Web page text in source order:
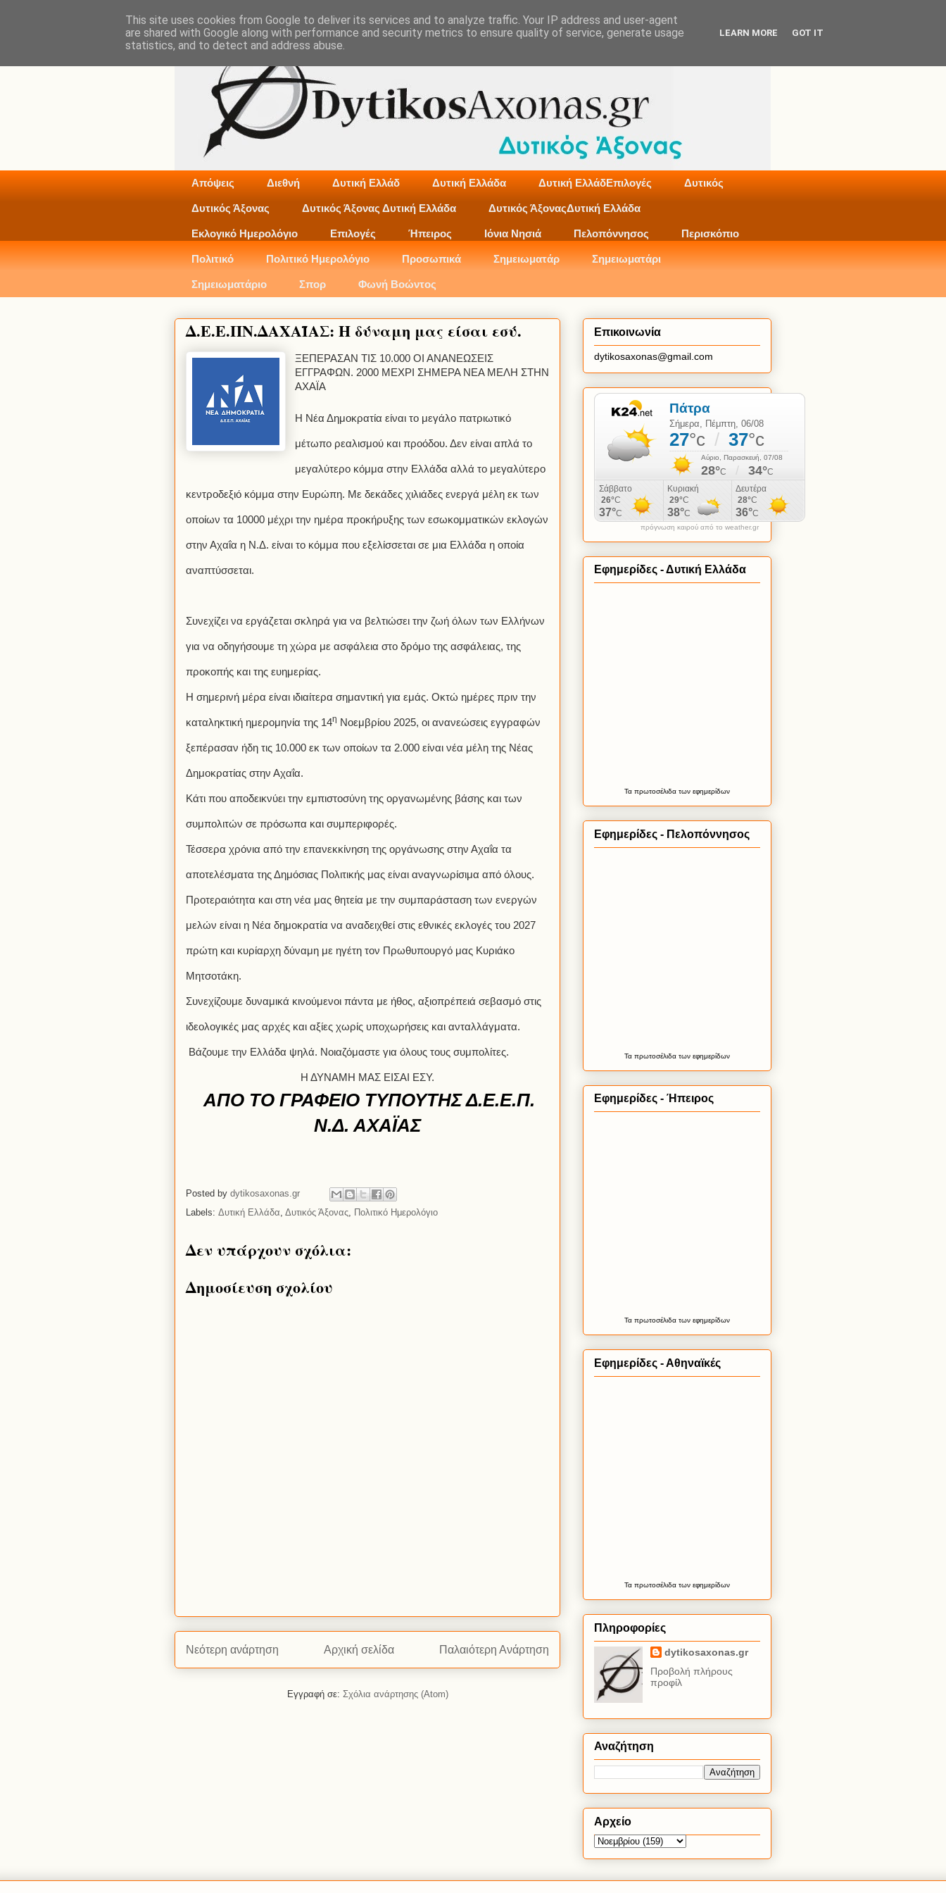
Απόψεις Διεθνή Δυτική Ελλάδ Δυτική Ελλάδα Δυτική ΕλλάδΕπιλογές Δυτικός
Δυτικός Άξονας Δυτικός Άξονας Δυτική Ελλάδα Δυτικός ΆξοναςΔυτική Ελλάδα
Εκλογικό Ημερολόγιο Επιλογές Ήπειρος Ιόνια Νησιά Πελοπόννησος Περισκόπιο
Πολιτικό Πολιτικό Ημερολόγιο Προσωπικά Σημειωματάρ Σημειωματάρι
Σημειωματάριο Σπορ Φωνή Βοώντος
Δ.Ε.Ε.ΠΝ.ΔΑΧΑΪΑΣ: Η δύναμη μας είσαι εσύ.
ΞΕΠΕΡΑΣΑΝ ΤΙΣ 10.000 ΟΙ ΑΝΑΝΕΩΣΕΙΣ
ΕΓΓΡΑΦΩΝ. 2000 ΜΕΧΡΙ ΣΗΜΕΡΑ ΝΕΑ ΜΕΛΗ ΣΤΗΝ
ΑΧΑΪΑ
Η Νέα Δημοκρατία είναι το μεγάλο πατριωτικό
μέτωπο ρεαλισμού και προόδου. Δεν είναι απλά το
μεγαλύτερο κόμμα στην Ελλάδα αλλά το μεγαλύτερο
κεντροδεξιό κόμμα στην Ευρώπη. Με δεκάδες χιλιάδες ενεργά μέλη εκ των
οποίων τα 10000 μέχρι την ημέρα προκήρυξης των εσωκομματικών εκλογών
στην Αχαΐα η Ν.Δ. είναι το κόμμα που εξελίσσεται σε μια Ελλάδα η οποία
αναπτύσσεται.
Συνεχίζει να εργάζεται σκληρά για να βελτιώσει την ζωή όλων των Ελλήνων
για να οδηγήσουμε τη χώρα με ασφάλεια στο δρόμο της ασφάλειας, της
προκοπής και της ευημερίας.
Η σημερινή μέρα είναι ιδιαίτερα σημαντική για εμάς. Οκτώ ημέρες πριν την
καταληκτική ημερομηνία της 14η Νοεμβρίου 2025, οι ανανεώσεις εγγραφών
ξεπέρασαν ήδη τις 10.000 εκ των οποίων τα 2.000 είναι νέα μέλη της Νέας
Δημοκρατίας στην Αχαΐα.
Κάτι που αποδεικνύει την εμπιστοσύνη της οργανωμένης βάσης και των
συμπολιτών σε πρόσωπα και συμπεριφορές.
Τέσσερα χρόνια από την επανεκκίνηση της οργάνωσης στην Αχαΐα τα
αποτελέσματα της Δημόσιας Πολιτικής μας είναι αναγνωρίσιμα από όλους.
Προτεραιότητα και στη νέα μας θητεία με την συμπαράσταση των ενεργών
μελών είναι η Νέα δημοκρατία να αναδειχθεί στις εθνικές εκλογές του 2027
πρώτη και κυρίαρχη δύναμη με ηγέτη τον Πρωθυπουργό μας Κυριάκο
Μητσοτάκη.
Συνεχίζουμε δυναμικά κινούμενοι πάντα με ήθος, αξιοπρέπειά σεβασμό στις
ιδεολογικές μας αρχές και αξίες χωρίς υποχωρήσεις και ανταλλάγματα.
Βάζουμε την Ελλάδα ψηλά. Νοιαζόμαστε για όλους τους συμπολίτες.
Η ΔΥΝΑΜΗ ΜΑΣ ΕΙΣΑΙ ΕΣΥ.
ΑΠΟ ΤΟ ΓΡΑΦΕΙΟ ΤΥΠΟΥΤΗΣ Δ.Ε.Ε.Π.
Ν.Δ. ΑΧΑΪΑΣ
Posted by dytikosaxonas.gr
Labels: Δυτική Ελλάδα, Δυτικός Άξονας, Πολιτικό Ημερολόγιο
Δεν υπάρχουν σχόλια:
Δημοσίευση σχολίου
Νεότερη ανάρτηση Παλαιότερη Ανάρτηση
Αρχική σελίδα
Εγγραφή σε: Σχόλια ανάρτησης (Atom)
Επικοινωνία
dytikosaxonas@gmail.com
πρόγνωση καιρού από το weather.gr
Εφημερίδες - Δυτική Ελλάδα
Τα πρωτοσέλιδατων εφημερίδων
Εφημερίδες - Πελοπόννησος
Τα πρωτοσέλιδατων εφημερίδων
Εφημερίδες - Ήπειρος
Τα πρωτοσέλιδατων εφημερίδων
Εφημερίδες - Αθηναϊκές
Τα πρωτοσέλιδατων εφημερίδων
Πληροφορίες
dytikosaxonas.gr
Προβολή πλήρους
προφίλ
Αναζήτηση
Αρχείο
This site uses cookies from Google to deliver its services and to analyze traffic. Your IP address and user-agent
are shared with Google along with performance and security metrics to ensure quality of service, generate usage
statistics, and to detect and address abuse.
LEARN MORE GOT IT